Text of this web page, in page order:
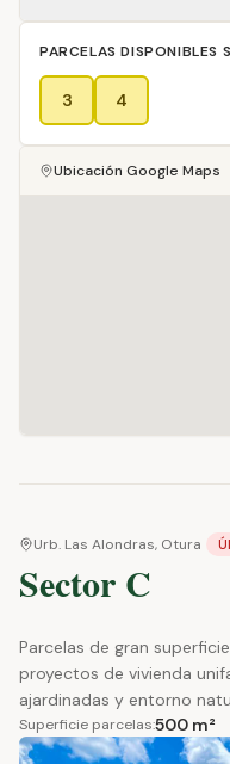
PARCELAS DISPONIBLES
3 4
Ubicación Google Maps
Urb. Las Alondras, Otura
Sector C
Parcelas de gran
proyectos de vivienda
ajardinadas y entorno
Superficie parcelas:500 m²